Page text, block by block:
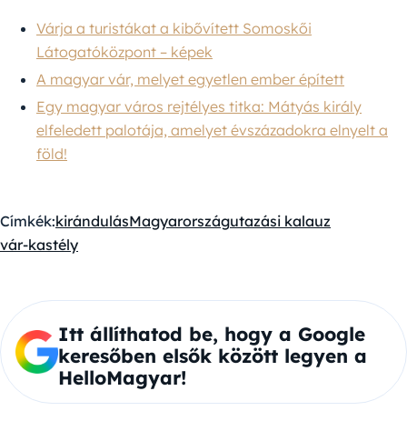
Várja a turistákat a kibővített Somoskői
Látogatóközpont – képek
A magyar vár, melyet egyetlen ember épített
Egy magyar város rejtélyes titka: Mátyás király
elfeledett palotája, amelyet évszázadokra elnyelt a
föld!
Címkék:kirándulásMagyarországutazási kalauz
vár-kastély
Itt állíthatod be, hogy a Google
keresőben elsők között legyen a
HelloMagyar!